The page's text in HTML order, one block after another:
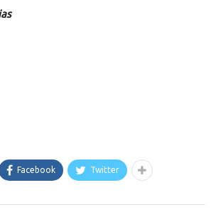
Facebook Twitter